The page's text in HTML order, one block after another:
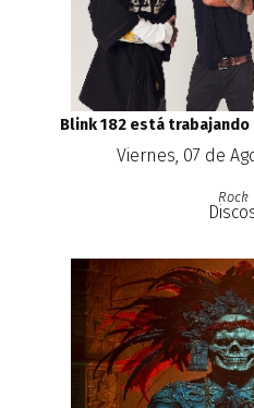
Blink 182 está
Viernes, 07 de
Rock